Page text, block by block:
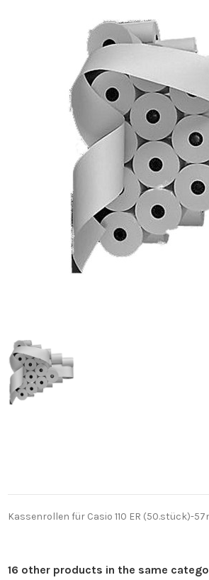
Kassenrollen für Casio 110 ER (50.stück)-
16 other products in the same